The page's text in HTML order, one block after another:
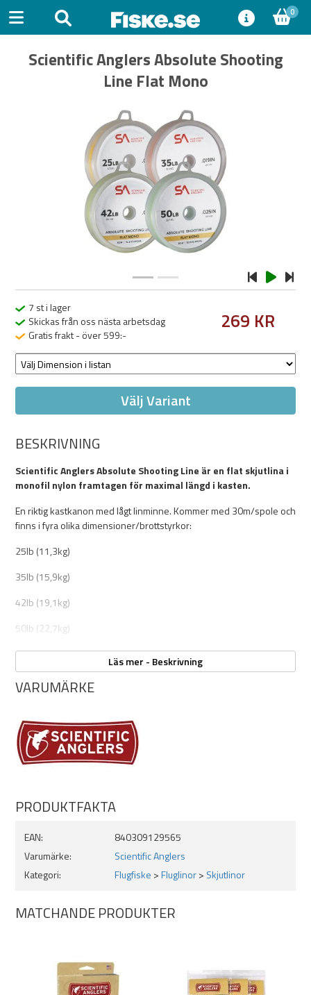
0
Scientific Anglers Absolute Shooting
Line Flat Mono
7 st i lager
Skickas från oss nästa arbetsdag
Gratis frakt - över 599:-
269 KR
Välj Variant
BESKRIVNING
Scientific Anglers Absolute Shooting Line är en flat skjutlina i
monofil nylon framtagen för maximal längd i kasten.
En riktig kastkanon med lågt linminne. Kommer med 30m/spole och
finns i fyra olika dimensioner/brottstyrkor:
25lb (11,3kg)
35lb (15,9kg)
42lb (19,1kg)
50lb (22,7kg)
Läs mer - Beskrivning
VARUMÄRKE
PRODUKTFAKTA
EAN:
840309129565
Varumärke:
Scientific Anglers
Kategori:
Flugfiske >Fluglinor> Skjutlinor
MATCHANDE PRODUKTER